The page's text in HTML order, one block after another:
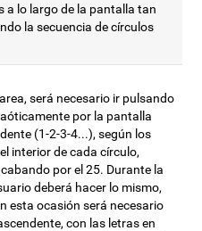
a lo largo de la pantalla tan
la secuencia de círculos
será necesario ir pulsando
por la pantalla
(1-2-3-4...), según los
interior de cada círculo,
por el 25. Durante la
deberá hacer lo mismo,
esta ocasión será necesario
con las letras en